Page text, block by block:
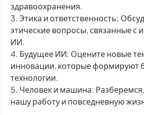
здравоохранения.
3. Этика и ответственность:
этические вопросы, связанные с
ИИ.
4. Будущее ИИ: Оцените новые
инновации, которые формируют
технологии.
5. Человек и машина:
нашу работу и повседневную